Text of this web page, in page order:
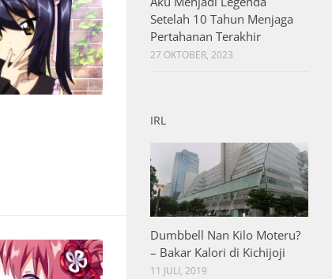
Setelah 10 Tahun Menjaga
Pertahanan Terakhir
27 OKTOBER, 2023
IRL
Dumbbell Nan Kilo Moteru?
– Bakar Kalori di Kichijoji
11 JULI, 2019